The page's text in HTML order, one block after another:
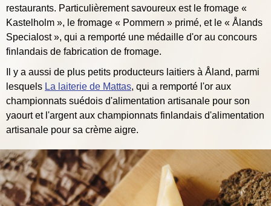
restaurants. Particulièrement savoureux est le fromage «
Kastelholm », le fromage « Pommern » primé, et le « Ålands
Specialost », qui a remporté une médaille d'or au concours
finlandais de fabrication de fromage.
Il y a aussi de plus petits producteurs laitiers à Åland, parmi
lesquels La laiterie de Mattas, qui a remporté l'or aux
championnats suédois d'alimentation artisanale pour son
yaourt et l'argent aux championnats finlandais d'alimentation
artisanale pour sa crème aigre.